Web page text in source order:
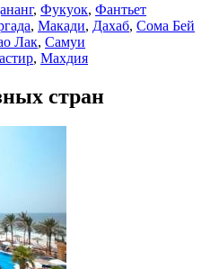
, Фукуок, Фантьет
, Макади, Дахаб, Сома Бей
Лак, Самуи
, Махдия
стран